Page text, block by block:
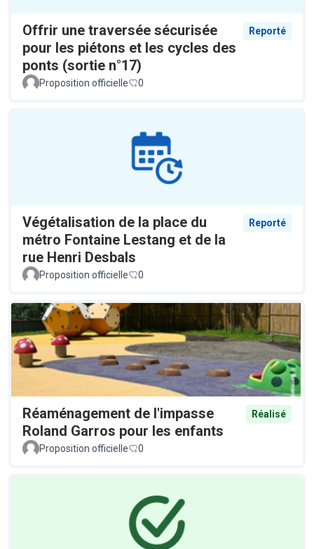
Offrir une traversée sécurisée
pour les piétons et les cycles des
ponts (sortie n°17)
Reporté
Proposition officielle 0
Végétalisation de la place du
métro Fontaine Lestang et de la
rue Henri Desbals
Reporté
Proposition officielle 0
Réaménagement de l'impasse
Roland Garros pour les enfants
Réalisé
Proposition officielle 0